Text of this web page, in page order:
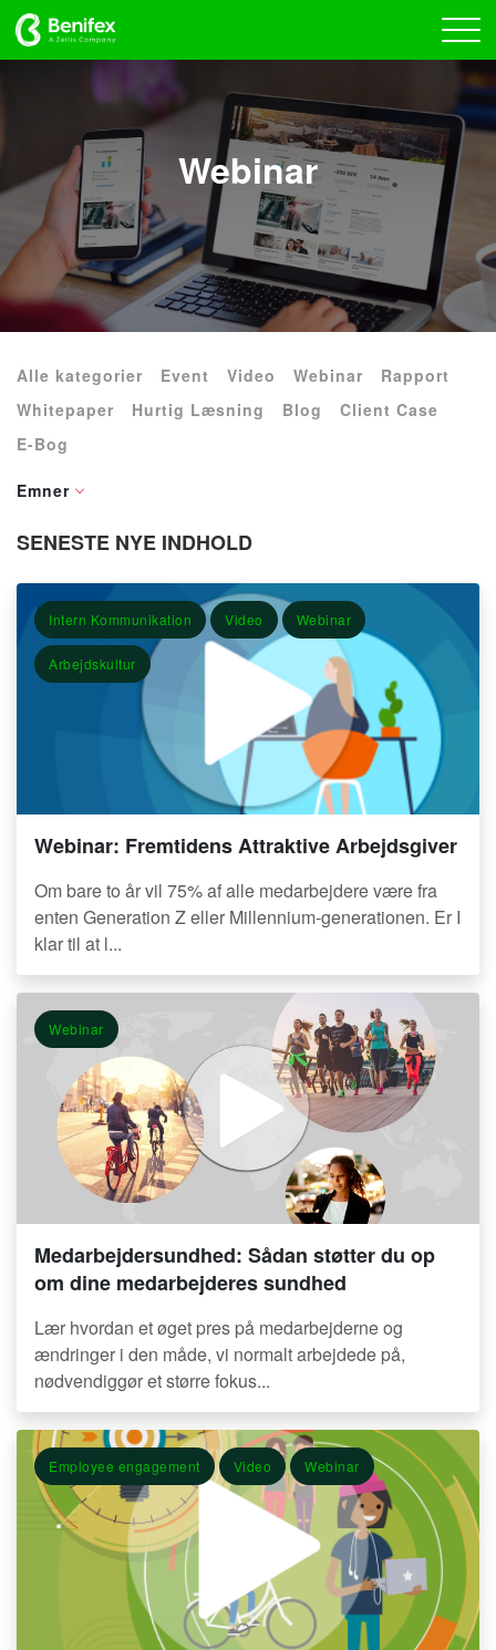
Webinar
Alle kategorier Event Video Webinar
Rapport
Whitepaper
Hurtig Læsning Blog
Client Case
E-Bog
Emner
SENESTE NYE INDHOLD
Intern Kommunikation Video Webinar
Arbejdskultur
Webinar: Fremtidens Attraktive Arbejdsgiver
Om bare to år vil 75% af alle medarbejdere være fra
enten Generation Z eller Millennium-generationen. Er I
klar til at l...
Webinar
Medarbejdersundhed: Sådan støtter du op
om dine medarbejderes sundhed
Lær hvordan et øget pres på medarbejderne og
ændringer i den måde, vi normalt arbejdede på,
nødvendiggør et større fokus...
Employee engagement Video Webinar